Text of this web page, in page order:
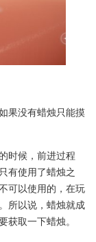
果没有蜡烛只能摸
时候，前进过程
有使用了蜡烛之
可以使用的，在玩
所以说，蜡烛就成
获取一下蜡烛。